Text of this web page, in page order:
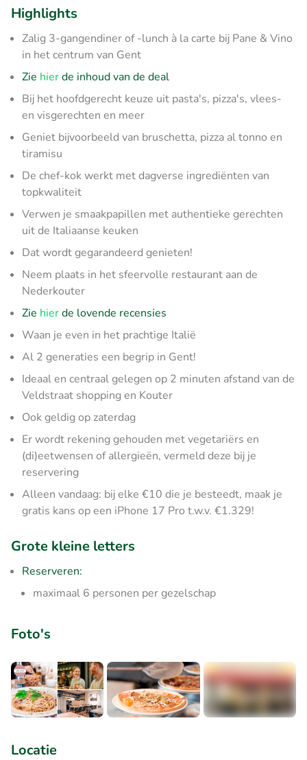
Highlights
Zalig 3-gangendiner of -lunch à la carte bij Pane & Vino
in het centrum van Gent
Zie hierde inhoud van de deal
Bij het hoofdgerecht keuze uit pasta's, pizza's, vlees-
en visgerechten en meer
Geniet bijvoorbeeld van bruschetta, pizza al tonno en
tiramisu
De chef-kok werkt met dagverse ingrediënten van
topkwaliteit
Verwen je smaakpapillen met authentieke gerechten
uit de Italiaanse keuken
Dat wordt gegarandeerd genieten!
Neem plaats in het sfeervolle restaurant aan de
Nederkouter
Zie hierde lovende recensies
Waan je even in het prachtige Italië
Al 2 generaties een begrip in Gent!
Ideaal en centraal gelegen op 2 minuten afstand van de
Veldstraat shopping en Kouter
Ook geldig op zaterdag
Er wordt rekening gehouden met vegetariërs en
(di)eetwensen of allergieën, vermeld deze bij je
reservering
Alleen vandaag: bij elke €10 die je besteedt, maak je
gratis kans op een iPhone 17 Pro t.w.v. €1.329!
Grote kleine letters
Reserveren:
maximaal 6 personen per gezelschap
Foto's
Locatie